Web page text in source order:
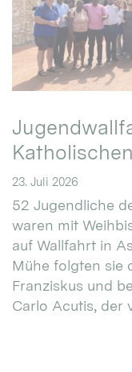
23. Juli 2026
52 Jugendliche
waren mit
auf Wallfahrt in
Mühe folgten sie
Franziskus und
Carlo Acutis, der